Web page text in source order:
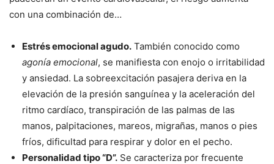
con una combinación de…
Estrés emocional agudo. También conocido como
agonía emocional, se manifiesta con enojo o irritabilidad
y ansiedad. La sobreexcitación pasajera deriva en la
elevación de la presión sanguínea y la aceleración del
ritmo cardíaco, transpiración de las palmas de las
manos, palpitaciones, mareos, migrañas, manos o pies
fríos, dificultad para respirar y dolor en el pecho.
Personalidad tipo “D”. Se caracteriza por frecuente